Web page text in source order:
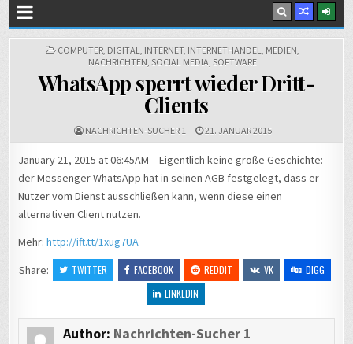
POSTED
COMPUTER, DIGITAL, INTERNET, INTERNETHANDEL, MEDIEN,
NACHRICHTEN, SOCIAL MEDIA, SOFTWARE
WhatsApp sperrt wieder Dritt-
Clients
NACHRICHTEN-SUCHER 1 21. JANUAR 2015
January 21, 2015 at 06:45AM – Eigentlich keine große Geschichte:
der Messenger WhatsApp hat in seinen AGB festgelegt, dass er
Nutzer vom Dienst ausschließen kann, wenn diese einen
alternativen Client nutzen.
Mehr:http://ift.tt/1xug7UA
Share:
TWITTER FACEBOOK REDDIT VK
DIGG
LINKEDIN
Author: Nachrichten-Sucher 1